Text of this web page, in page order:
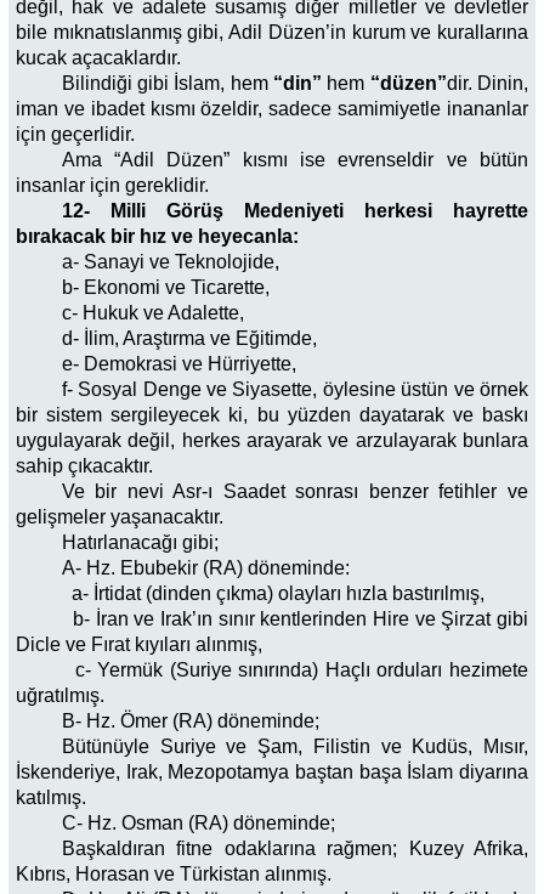
değil, hak ve adalete susamış diğer milletler ve devletler
bile mıknatıslanmış gibi, Adil Düzen’in kurum ve kurallarına
kucak açacaklardır.
Bilindiği gibi İslam, hem “din” hem “düzen”dir. Dinin,
iman ve ibadet kısmı özeldir, sadece samimiyetle inananlar
için geçerlidir.
Ama “Adil Düzen” kısmı ise evrenseldir ve bütün
insanlar için gereklidir.
12- Milli Görüş Medeniyeti herkesi hayrette
bırakacak bir hız ve heyecanla:
a- Sanayi ve Teknolojide,
b- Ekonomi ve Ticarette,
c- Hukuk ve Adalette,
d- İlim, Araştırma ve Eğitimde,
e- Demokrasi ve Hürriyette,
f- Sosyal Denge ve Siyasette, öylesine üstün ve örnek
bir sistem sergileyecek ki, bu yüzden dayatarak ve baskı
uygulayarak değil, herkes arayarak ve arzulayarak bunlara
sahip çıkacaktır.
Ve bir nevi Asr-ı Saadet sonrası benzer fetihler ve
gelişmeler yaşanacaktır.
Hatırlanacağı gibi;
A- Hz. Ebubekir (RA) döneminde:
a- İrtidat (dinden çıkma) olayları hızla bastırılmış,
b- İran ve Irak’ın sınır kentlerinden Hire ve Şirzat gibi
Dicle ve Fırat kıyıları alınmış,
c- Yermük (Suriye sınırında) Haçlı orduları hezimete
uğratılmış.
B- Hz. Ömer (RA) döneminde;
Bütünüyle Suriye ve Şam, Filistin ve Kudüs, Mısır,
İskenderiye, Irak, Mezopotamya baştan başa İslam diyarına
katılmış.
C- Hz. Osman (RA) döneminde;
Başkaldıran fitne odaklarına rağmen; Kuzey Afrika,
Kıbrıs, Horasan ve Türkistan alınmış.